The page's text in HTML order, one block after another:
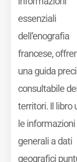
essenziali
dell’enografia
francese,
una guida
consultabile
territori. Il libro
le informazioni
generali a dati
geografici